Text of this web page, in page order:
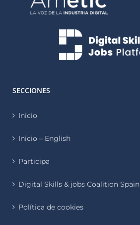
SECCIONES
Inicio
Inicio – English
Participa
Digital Skills & jobs Coalition Spain
Política de cookies